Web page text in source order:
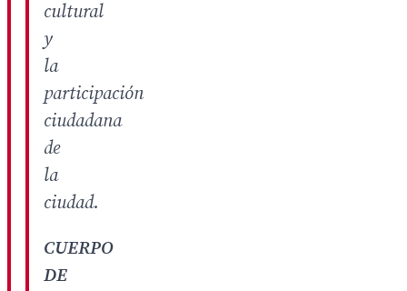
cultural
y
la
participación
ciudadana
de
la
ciudad.
CUERPO
DE